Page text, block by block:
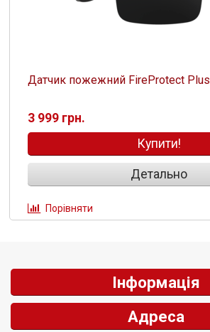
Датчик пожежний FireProtect Plus
3 999 грн.
Купити!
Детально
Порівняти
Інформація
Адреса